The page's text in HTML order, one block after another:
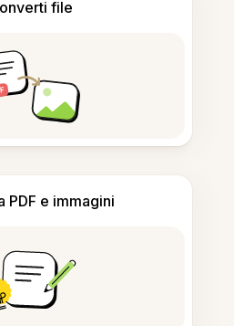
file
PDF e immagini